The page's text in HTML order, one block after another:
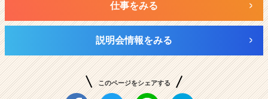
仕事をみる
説明会情報をみる
このページをシェアする